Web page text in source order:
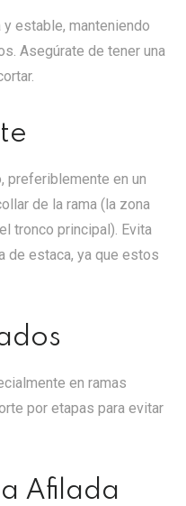
estable, manteniendo
Asegúrate de tener una
preferiblemente en un
de la rama (la zona
tronco principal). Evita
de estaca, ya que estos
en ramas
por etapas para evitar
Afilada